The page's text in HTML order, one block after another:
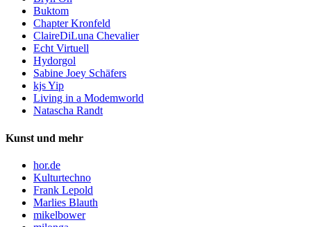
Buktom
Chapter Kronfeld
ClaireDiLuna Chevalier
Echt Virtuell
Hydorgol
Sabine Joey Schäfers
kjs Yip
Living in a Modemworld
Natascha Randt
Kunst und mehr
hor.de
Kulturtechno
Frank Lepold
Marlies Blauth
mikelbower